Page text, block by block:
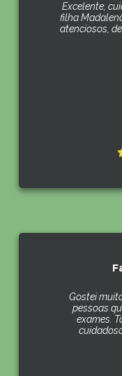
Excelente,
filha
atenciosos,
Gostei
pessoas
exames.